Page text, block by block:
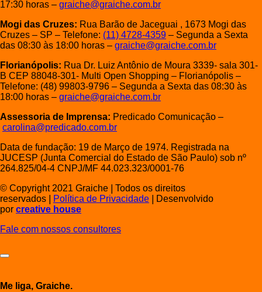
17:30 horas – graiche@graiche.com.br
Mogi das Cruzes: Rua Barão de Jaceguai , 1673 Mogi das
Cruzes – SP – Telefone: (11) 4728-4359 – Segunda a Sexta
das 08:30 às 18:00 horas – graiche@graiche.com.br
Florianópolis: Rua Dr. Luiz Antônio de Moura 3339- sala 301-
B CEP 88048-301- Multi Open Shopping – Florianópolis –
Telefone: (48) 99803-9796 – Segunda a Sexta das 08:30 às
18:00 horas – graiche@graiche.com.br
Assessoria de Imprensa: Predicado Comunicação –
carolina@predicado.com.br
Data de fundação: 19 de Março de 1974. Registrada na
JUCESP (Junta Comercial do Estado de São Paulo) sob nº
264.825/04-4 CNPJ/MF 44.023.323/0001-76
© Copyright 2021 Graiche
Todos os direitos
reservados
Política de Privacidade
Desenvolvido
por creative house
Fale com nossos consultores
Me liga, Graiche.